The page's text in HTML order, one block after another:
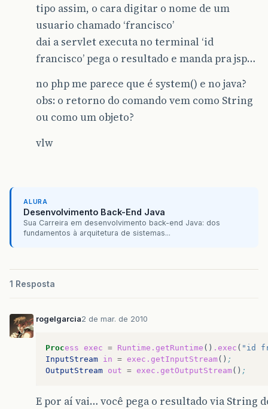
tipo assim, o cara digitar o nome de um
usuario chamado ‘francisco’
dai a servlet executa no terminal ‘id
francisco’ pega o resultado e manda pra jsp…
no php me parece que é system() e no java?
obs: o retorno do comando vem como String
ou como um objeto?
vlw
ALURA
Desenvolvimento Back-End Java
Sua Carreira em desenvolvimento back-end Java: dos
fundamentos à arquitetura de sistemas...
1 Resposta
rogelgarcia2 de mar. de 2010
Process exec = Runtime.getRuntime () .exec ( "id
InputStream in = exec.getInputStream() ;
OutputStream out = exec.getOutputStream() ;
E por aí vai… você pega o resultado via String